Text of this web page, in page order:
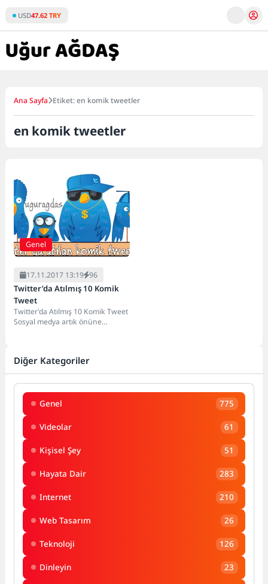
content
USD47.62 TRY
Ana Sayfa Etiket: en komik tweetler
en komik tweetler
Genel
17.11.2017 13:19 96
Twitter’da Atılmış 10 Komik
Tweet
Twitter'da Atılmış 10 Komik Tweet
Sosyal medya artık önüne
Diğer Kategoriler
Genel 775
Videolar 61
Kişisel Şey 51
Hayata Dair 283
Internet 210
Web Tasarım 26
Teknoloji 126
Dinleyin 23